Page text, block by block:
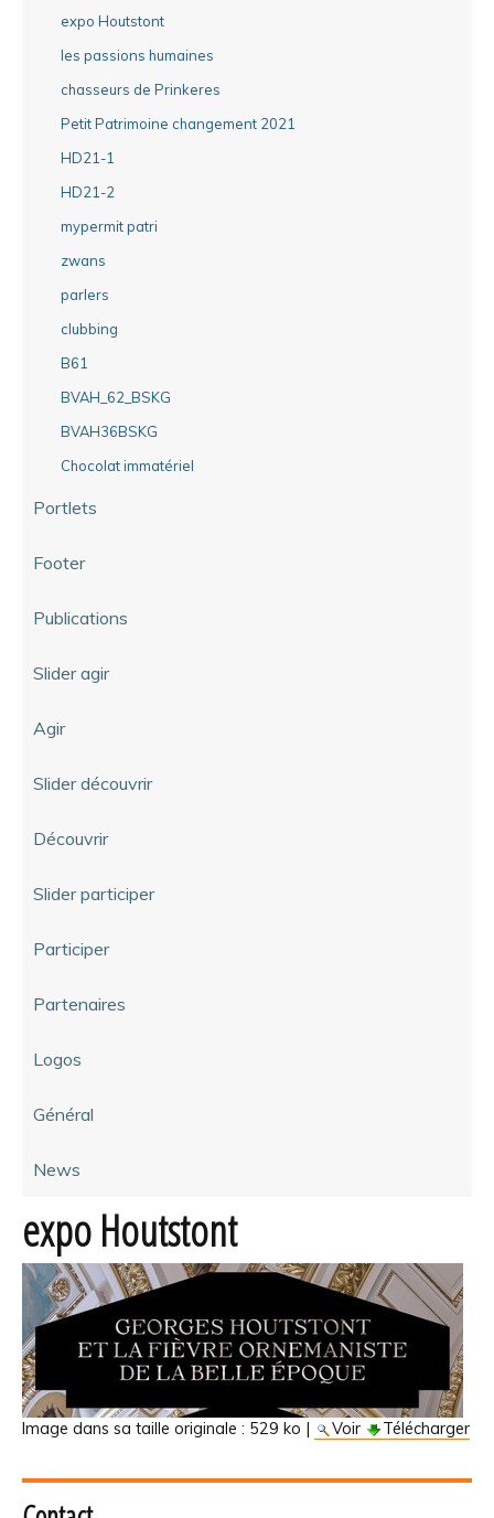
expo Houtstont
les passions humaines
chasseurs de Prinkeres
Petit Patrimoine changement 2021
HD21-1
HD21-2
mypermit patri
zwans
parlers
clubbing
B61
BVAH_62_BSKG
BVAH36BSKG
Chocolat immatériel
Portlets
Footer
Publications
Slider agir
Agir
Slider découvrir
Découvrir
Slider participer
Participer
Partenaires
Logos
Général
News
expo Houtstont
Image dans sa taille originale : 529 ko | Voir Télécharger